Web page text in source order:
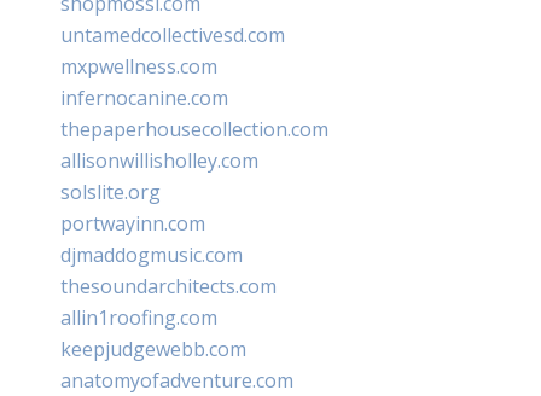
untamedcollectivesd.com
mxpwellness.com
infernocanine.com
thepaperhousecollection.com
allisonwillisholley.com
solslite.org
portwayinn.com
djmaddogmusic.com
thesoundarchitects.com
allin1roofing.com
keepjudgewebb.com
anatomyofadventure.com